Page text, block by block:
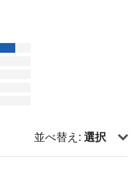
並べ替え: 選択